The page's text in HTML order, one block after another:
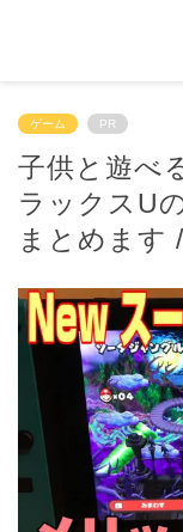
ゲーム PR
子供と遊べ
ラックスU
まとめます